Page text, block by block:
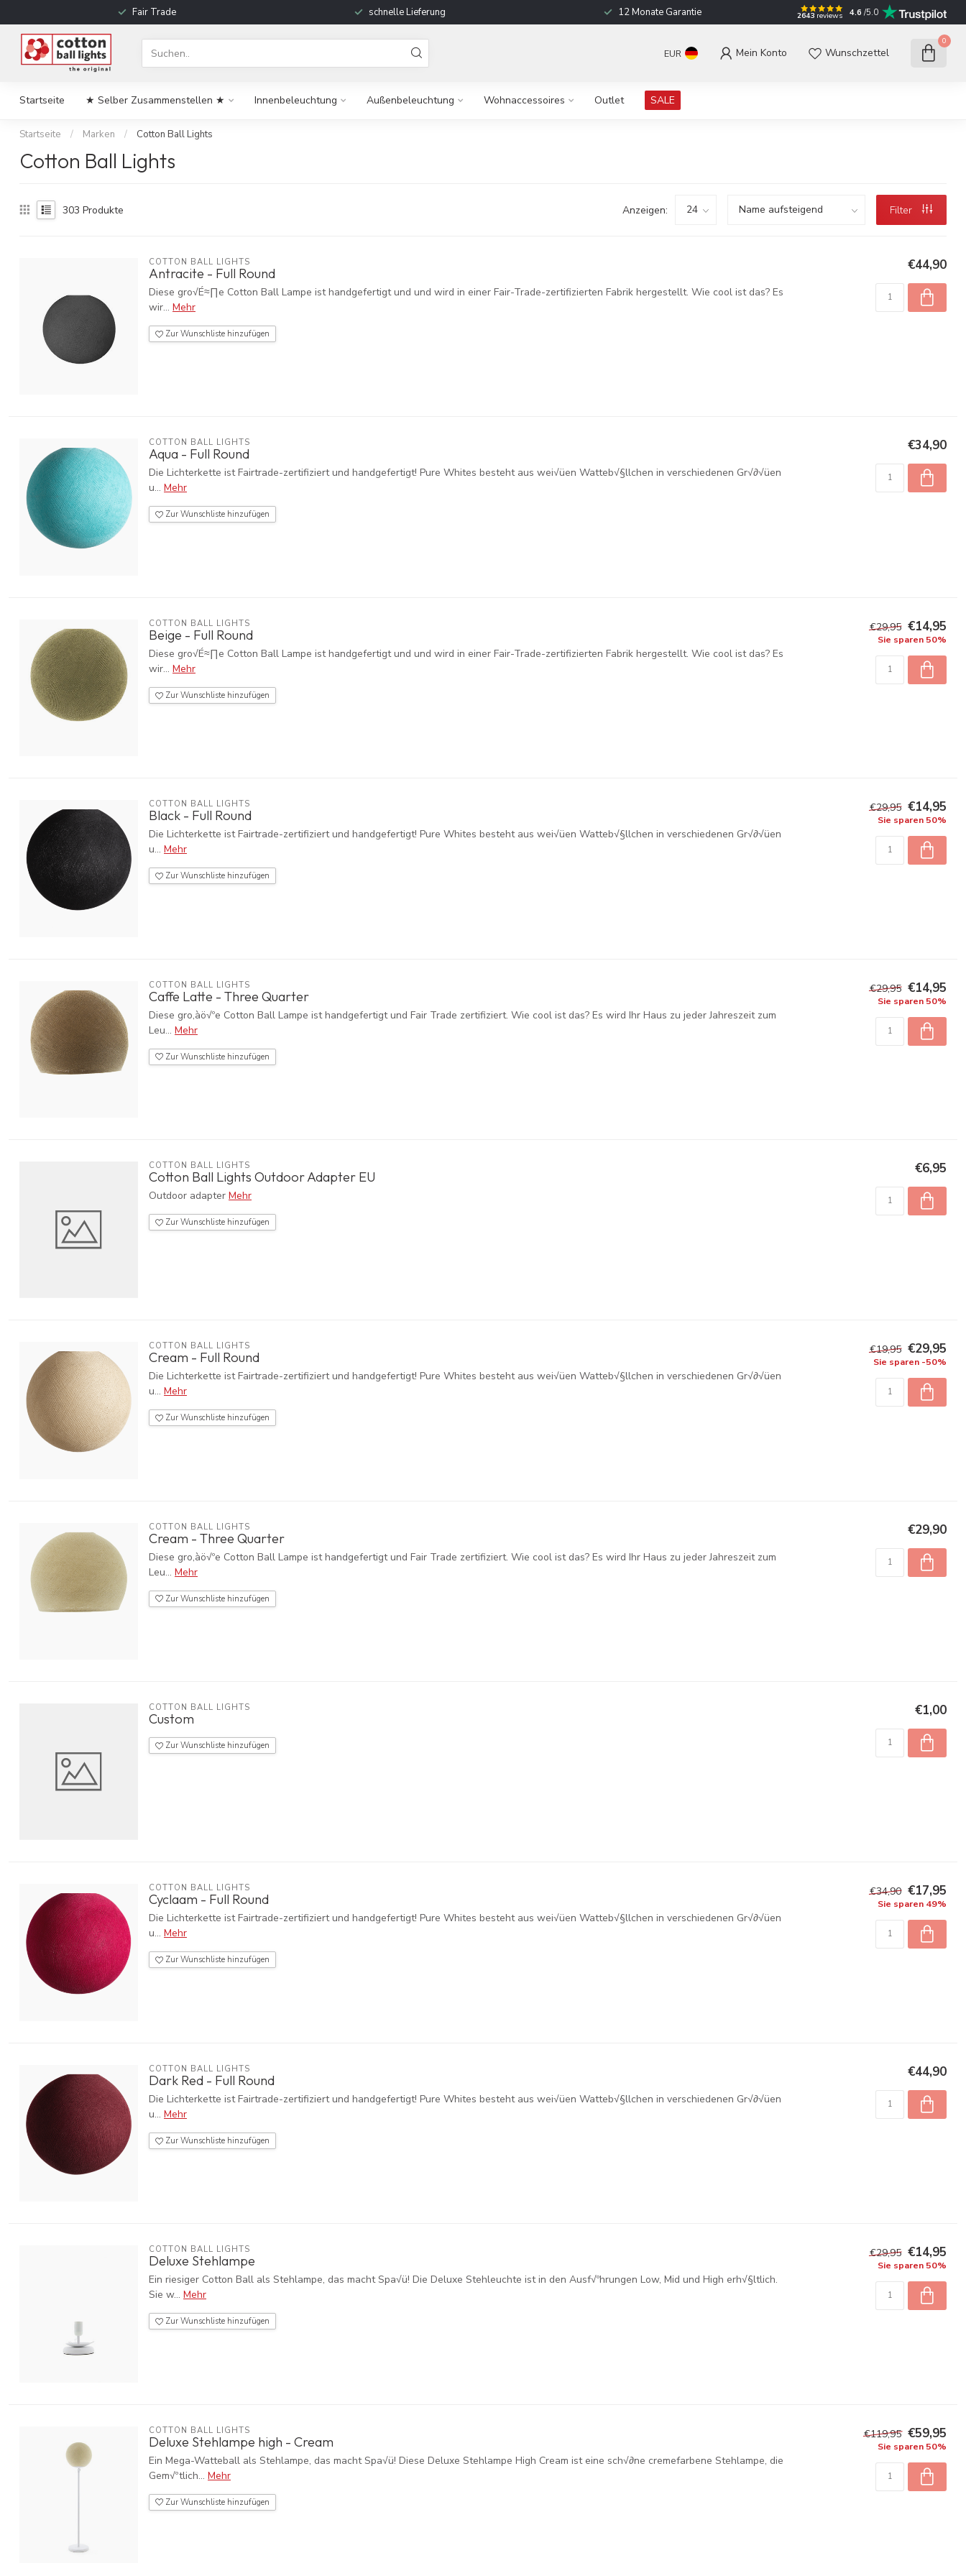
Fair Trade schnelle Lieferung 12 Monate Garantie 2643 reviews 4.6 /5.0
EUR Mein Konto Wunschzettel
0
Startseite ★ Selber Zusammenstellen ★ Innenbeleuchtung Außenbeleuchtung Wohnaccessoires Outlet SALE
Startseite / Marken / Cotton Ball Lights
Cotton Ball Lights
303 Produkte Anzeigen: Filter
COTTON BALL LIGHTS
Antracite - Full Round
Diese gro√É≈∏e Cotton Ball Lampe ist handgefertigt und und wird in einer Fair-Trade-zertifizierten Fabrik hergestellt. Wie cool ist das? Es
wir... Mehr
Zur Wunschliste hinzufügen
€44,90
COTTON BALL LIGHTS
Aqua - Full Round
Die Lichterkette ist Fairtrade-zertifiziert und handgefertigt! Pure Whites besteht aus wei√üen Watteb√§llchen in verschiedenen Gr√∂√üen
u... Mehr
Zur Wunschliste hinzufügen
€34,90
COTTON BALL LIGHTS
Beige - Full Round
Diese gro√É≈∏e Cotton Ball Lampe ist handgefertigt und und wird in einer Fair-Trade-zertifizierten Fabrik hergestellt. Wie cool ist das? Es
wir... Mehr
Zur Wunschliste hinzufügen
€29,95 €14,95
Sie sparen 50%
COTTON BALL LIGHTS
Black - Full Round
Die Lichterkette ist Fairtrade-zertifiziert und handgefertigt! Pure Whites besteht aus wei√üen Watteb√§llchen in verschiedenen Gr√∂√üen
u... Mehr
Zur Wunschliste hinzufügen
€29,95 €14,95
Sie sparen 50%
COTTON BALL LIGHTS
Caffe Latte - Three Quarter
Diese gro‚àö√ºe Cotton Ball Lampe ist handgefertigt und Fair Trade zertifiziert. Wie cool ist das? Es wird Ihr Haus zu jeder Jahreszeit zum
Leu... Mehr
Zur Wunschliste hinzufügen
€29,95 €14,95
Sie sparen 50%
COTTON BALL LIGHTS
Cotton Ball Lights Outdoor Adapter EU
Outdoor adapter Mehr
Zur Wunschliste hinzufügen
€6,95
COTTON BALL LIGHTS
Cream - Full Round
Die Lichterkette ist Fairtrade-zertifiziert und handgefertigt! Pure Whites besteht aus wei√üen Watteb√§llchen in verschiedenen Gr√∂√üen
u... Mehr
Zur Wunschliste hinzufügen
€19,95 €29,95
Sie sparen -50%
COTTON BALL LIGHTS
Cream - Three Quarter
Diese gro‚àö√ºe Cotton Ball Lampe ist handgefertigt und Fair Trade zertifiziert. Wie cool ist das? Es wird Ihr Haus zu jeder Jahreszeit zum
Leu... Mehr
Zur Wunschliste hinzufügen
€29,90
COTTON BALL LIGHTS
Custom
Zur Wunschliste hinzufügen
€1,00
COTTON BALL LIGHTS
Cyclaam - Full Round
Die Lichterkette ist Fairtrade-zertifiziert und handgefertigt! Pure Whites besteht aus wei√üen Watteb√§llchen in verschiedenen Gr√∂√üen
u... Mehr
Zur Wunschliste hinzufügen
€34,90 €17,95
Sie sparen 49%
COTTON BALL LIGHTS
Dark Red - Full Round
Die Lichterkette ist Fairtrade-zertifiziert und handgefertigt! Pure Whites besteht aus wei√üen Watteb√§llchen in verschiedenen Gr√∂√üen
u... Mehr
Zur Wunschliste hinzufügen
€44,90
COTTON BALL LIGHTS
Deluxe Stehlampe
Ein riesiger Cotton Ball als Stehlampe, das macht Spa√ü! Die Deluxe Stehleuchte ist in den Ausf√ºhrungen Low, Mid und High erh√§ltlich.
Sie w... Mehr
Zur Wunschliste hinzufügen
€29,95 €14,95
Sie sparen 50%
COTTON BALL LIGHTS
Deluxe Stehlampe high - Cream
Ein Mega-Watteball als Stehlampe, das macht Spa√ü! Diese Deluxe Stehlampe High Cream ist eine sch√∂ne cremefarbene Stehlampe, die
Gem√ºtlich... Mehr
Zur Wunschliste hinzufügen
€119,95 €59,95
Sie sparen 50%